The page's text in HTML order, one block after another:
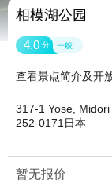
相模湖公园
4.0 分 一般
查看景点简介及开
317-1 Yose,
252-0171日本
暂无报价